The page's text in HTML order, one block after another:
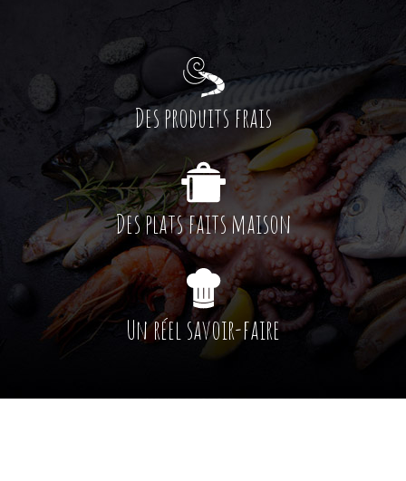
Des produits frais
Des plats faits maison
Un réel savoir-faire